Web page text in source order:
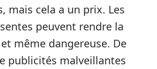
mais cela a un prix. Les
peuvent rendre la
même dangereuse. De
publicités malveillantes